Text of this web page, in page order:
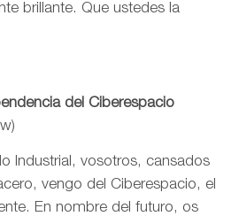
brillante. Que ustedes la
del Ciberespacio
Industrial, vosotros, cansados
vengo del Ciberespacio, el
En nombre del futuro, os